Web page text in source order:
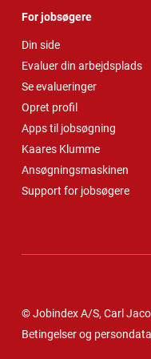
For jobsøgere
Din side
Evaluer din arbejdsplads
Se evalueringer
Opret profil
Apps til jobsøgning
Kaares Klumme
Ansøgningsmaskinen
Support for jobsøgere
© Jobindex A/S, Carl
Betingelser og